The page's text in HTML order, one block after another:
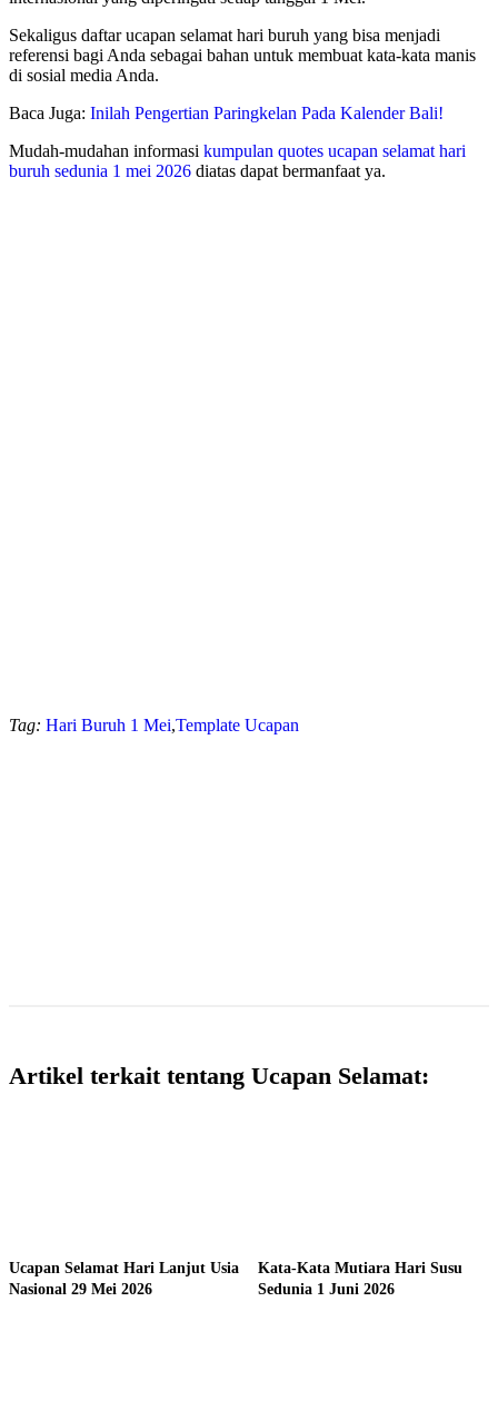
Sekaligus daftar ucapan selamat hari buruh yang bisa menjadi
referensi bagi Anda sebagai bahan untuk membuat kata-kata manis
di sosial media Anda.
Baca Juga: Inilah Pengertian Paringkelan Pada Kalender Bali!
Mudah-mudahan informasi kumpulan quotes ucapan selamat hari
buruh sedunia 1 mei 2026 diatas dapat bermanfaat ya.
Tag: Hari Buruh 1 Mei,Template Ucapan
Artikel terkait tentang Ucapan Selamat:
Ucapan Selamat Hari Lanjut Usia
Nasional 29 Mei 2026
Kata-Kata Mutiara Hari Susu
Sedunia 1 Juni 2026